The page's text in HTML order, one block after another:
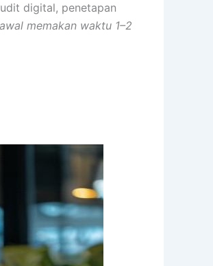
digital, penetapan
memakan waktu 1–2